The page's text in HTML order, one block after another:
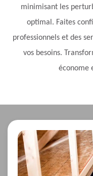
minimisant les
optimal. Faites
professionnels et des
vos besoins.
économe